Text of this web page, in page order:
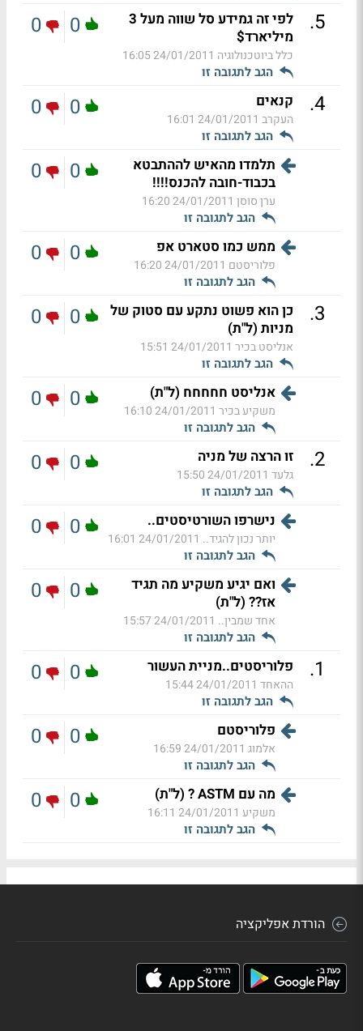
5
.
לפי זה גמידע סל שווה מעל 3
מיליארד$
כלל ביוטכנולוגיה 24/01/2011 16:05
הגב לתגובה זו
0
0
4
. קנאים
העקרב 24/01/2011 16:01
הגב לתגובה זו
0
0
תלמדו מהאיש לההתבטא
בכבוד-חובה להכנס!!!!
ערן סוסן 24/01/2011 16:20
הגב לתגובה זו
0
0
ממש כמו סטארט אפ
פלוריסטם 24/01/2011 16:20
הגב לתגובה זו
0
0
3
.
כן הוא פשוט נתקע עם סטוק של
מניות (ל"ת)
אנליסט בכיר 24/01/2011 15:51
הגב לתגובה זו
0
0
אנליסט חחחחח (ל"ת)
משקיע בכיר 24/01/2011 16:10
הגב לתגובה זו
0
0
2
. זו הרצה של מניה
גלעד 24/01/2011 15:50
הגב לתגובה זו
0
0
נישרפו השורטיסטים..
יותר נכון להגיד.. 24/01/2011 16:01
הגב לתגובה זו
0
0
ואם יגיע משקיע מה תגיד
אז?? (ל"ת)
אחד שמבין.. 24/01/2011 15:57
הגב לתגובה זו
0
0
1
. פלוריסטים..מניית העשור
ההאחד 24/01/2011 15:44
הגב לתגובה זו
0
0
פלוריסטם
אלמוג 24/01/2011 16:59
הגב לתגובה זו
0
0
מה עם ASTM ? (ל"ת)
משקיע 24/01/2011 16:11
הגב לתגובה זו
0
0
הורדת אפליקציה